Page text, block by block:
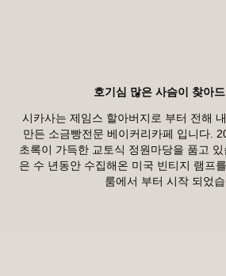
호기심 많은 사슴이 찾아
시카사는 제임스 할아버지로 부터 전해
만든 소금빵전문 베이커리카페 입니다.
초록이 가득한 교토식 정원마당을 품고 있
은 수 년동안 수집해온 미국 빈티지 램프
룸에서 부터 시작 되었